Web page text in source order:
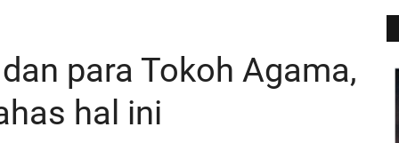
para Tokoh Agama,
hal ini